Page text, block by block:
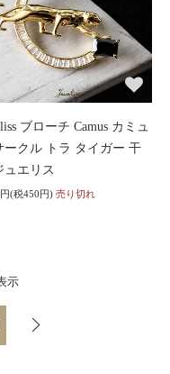
ブローチ Camus カミュ
ークル トラ タイガー 干
ュエリス
(税450円) 売り切れ
示